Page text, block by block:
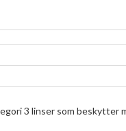
3 linser som